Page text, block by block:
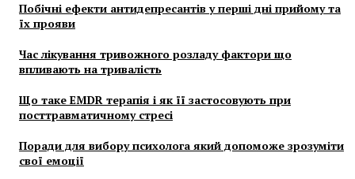
Побічні ефекти антидепресантів у перші дні прийому та
їх прояви
Час лікування тривожного розладу фактори що
впливають на тривалість
Що таке EMDR терапія і як її застосовують при
посттравматичному стресі
Поради для вибору психолога який допоможе зрозуміти
свої емоції